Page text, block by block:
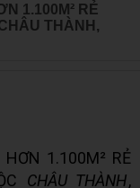
1.100M² RẺ
THÀNH,
1.100M² RẺ
CHÂU THÀNH,